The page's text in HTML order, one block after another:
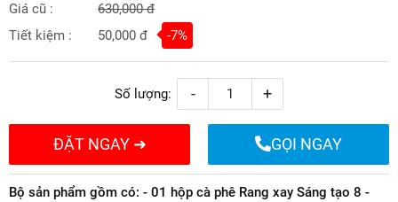
Giá cũ :
630,000 đ
Tiết kiệm :
50,000 đ -7%
Số lượng: - +
ĐẶT NGAY ➜ GỌI NGAY
Bộ sản phẩm gồm có: - 01 hộp cà phê Rang xay Sáng tạo 8 -